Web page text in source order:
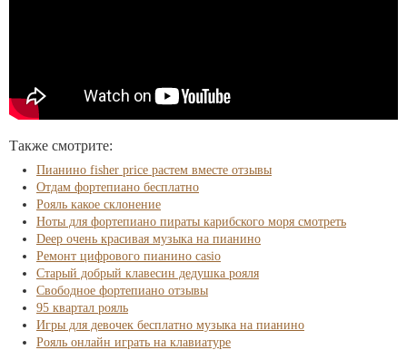
Также смотрите:
Пианино fisher price растем вместе отзывы
Отдам фортепиано бесплатно
Рояль какое склонение
Ноты для фортепиано пираты карибского моря смотреть
Deep очень красивая музыка на пианино
Ремонт цифрового пианино casio
Старый добрый клавесин дедушка рояля
Свободное фортепиано отзывы
95 квартал рояль
Игры для девочек бесплатно музыка на пианино
Рояль онлайн играть на клавиатуре